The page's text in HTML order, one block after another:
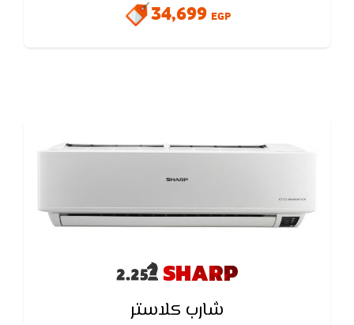
على هواء صحى ونظيف عند تشغيل التكيف
34,699 EGP
SHARP
شارب كلاستر